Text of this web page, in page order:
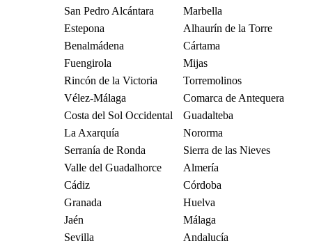
San Pedro Alcántara
Marbella
Estepona
Alhaurín de la Torre
Benalmádena
Cártama
Fuengirola
Mijas
Rincón de la Victoria
Torremolinos
Vélez-Málaga
Comarca de Antequera
Costa del Sol Occidental
Guadalteba
La Axarquía
Nororma
Serranía de Ronda
Sierra de las Nieves
Valle del Guadalhorce
Almería
Cádiz
Córdoba
Granada
Huelva
Jaén
Málaga
Sevilla
Andalucía